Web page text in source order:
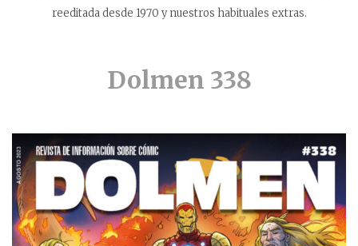
reeditada desde 1970 y nuestros habituales extras.
Dolmen 338